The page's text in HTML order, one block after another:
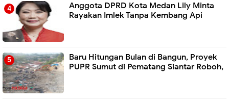
Anggota DPRD Kota Medan Lily Minta
Rayakan Imlek Tanpa Kembang Api
Baru Hitungan Bulan di Bangun, Proyek
PUPR Sumut di Pematang Siantar Roboh,